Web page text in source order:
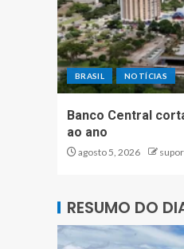
BRASIL NOTÍCIAS
Banco Central
ao ano
agosto 5, 2026
RESUMO DO